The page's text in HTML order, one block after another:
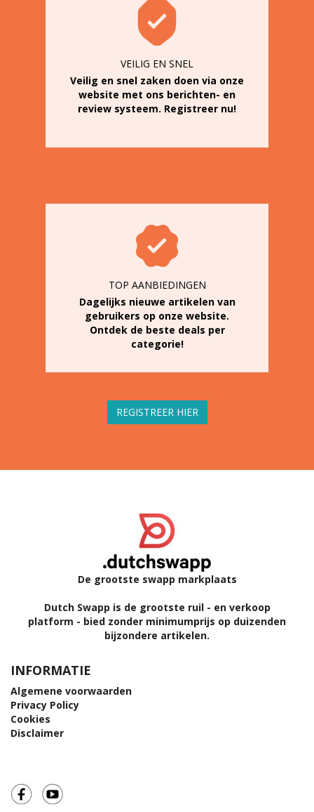
VEILIG EN SNEL
Veilig en snel zaken doen via onze
website met ons berichten- en
review systeem. Registreer nu!
TOP AANBIEDINGEN
Dagelijks nieuwe artikelen van
gebruikers op onze website.
Ontdek de beste deals per
categorie!
REGISTREER HIER
De grootste swapp markplaats
Dutch Swapp is de grootste ruil - en verkoop
platform - bied zonder minimumprijs op duizenden
bijzondere artikelen.
INFORMATIE
Algemene voorwaarden
Privacy Policy
Cookies
Disclaimer